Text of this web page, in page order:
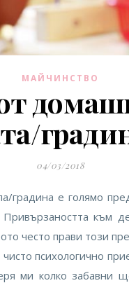
МАЙЧИНСТВО
04/03/2018
градина е голямо
към
често прави този
психологично
ми колко забавни